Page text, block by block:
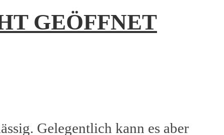
GEÖFFNET
Gelegentlich kann es aber